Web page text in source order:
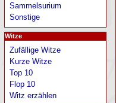
Sammelsurium
Sonstige
Witze
Zufällige Witze
Kurze Witze
Top 10
Flop 10
Witz erzählen